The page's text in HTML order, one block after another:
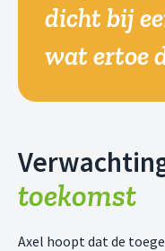
dicht bij
wat ertoe
toekomst
Axel hoopt dat de